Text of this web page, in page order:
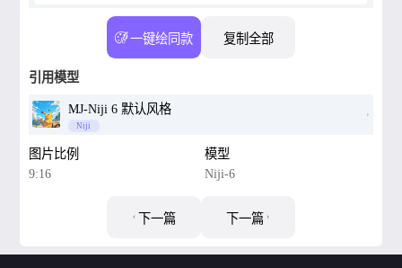
一键绘同款 复制全部
引用模型
MJ-Niji 6 默认风格
Niji
图片比例
9:16
模型
Niji-6
下一篇 下一篇